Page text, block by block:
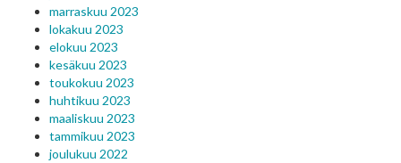
marraskuu 2023
lokakuu 2023
elokuu 2023
kesäkuu 2023
toukokuu 2023
huhtikuu 2023
maaliskuu 2023
tammikuu 2023
joulukuu 2022